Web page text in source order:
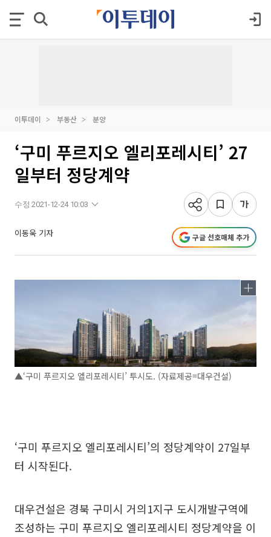
이투데이 부동산 분양
‘구미 푸르지오 엘리포레시티’ 27
일부터 정당계약
수정 2021-12-24 10:03
이동욱 기자 구글 선호매체 추가
▲‘구미 푸르지오 엘리포레시티’ 투시도. (자료제공=대우건설)
‘구미 푸르지오 엘리포레시티’의 정당계약이 27일부
터 시작된다.
대우건설은 경북 구미시 거의1지구 도시개발구역에
조성하는 구미 푸르지오 엘리포레시티 정당계약을 이